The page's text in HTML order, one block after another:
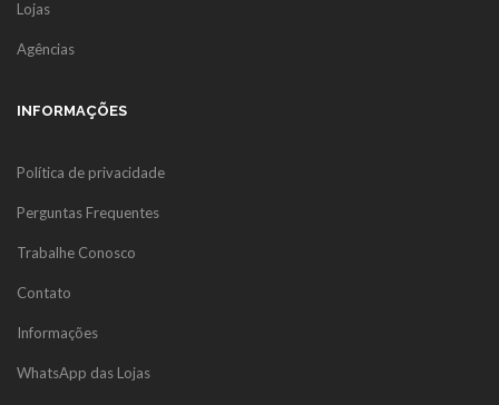
Lojas
Agências
INFORMAÇÕES
Política de privacidade
Perguntas Frequentes
Trabalhe Conosco
Contato
Informações
WhatsApp das Lojas